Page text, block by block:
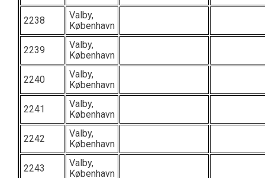
2238
Valby,
København
2239
Valby,
København
2240
Valby,
København
2241
Valby,
København
2242
Valby,
København
2243
Valby,
København